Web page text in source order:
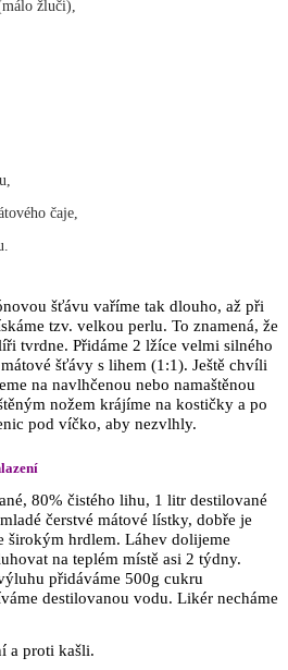
žluči),
čaje,
šťávu vaříme tak dlouho, až při
tzv. velkou perlu. To znamená, že
tvrdne. Přidáme 2 lžíce velmi silného
šťávy s lihem (1:1). Ještě chvíli
na navlhčenou nebo namaštěnou
nožem krájíme na kostičky a po
pod víčko, aby nezvlhly.
80% čistého lihu, 1 litr destilované
čerstvé mátové lístky, dobře je
širokým hrdlem. Láhev dolijeme
na teplém místě asi 2 týdny.
přidáváme 500g cukru
destilovanou vodu. Likér necháme
a proti kašli.